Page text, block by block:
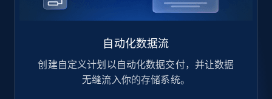
自动化数据流
创建自定义计划以自动化数据交付，并让数据
无缝流入你的存储系统。